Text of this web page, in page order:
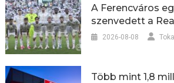
A Ferencváros
szenvedett a
2026-08-08
Több mint 1,8